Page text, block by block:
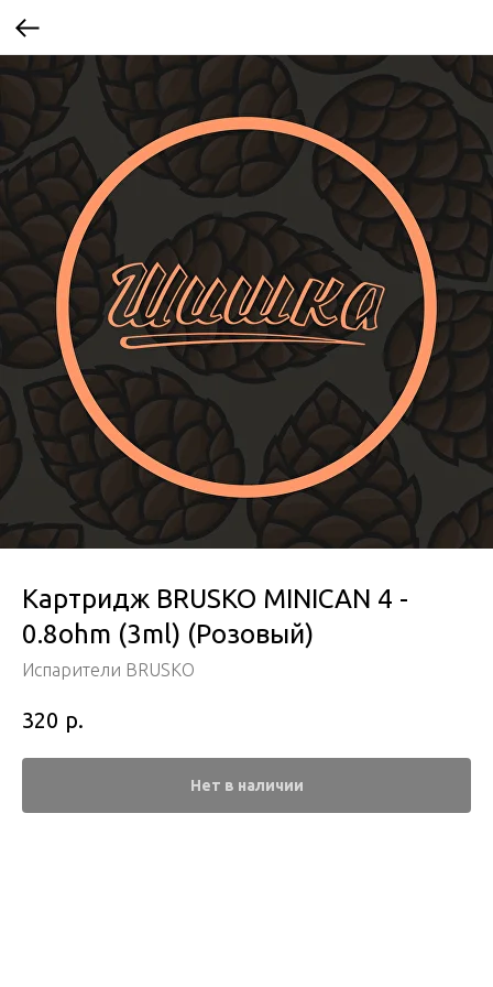
Картридж BRUSKO MINICAN 4 -
0.8ohm (3ml) (Розовый)
Испарители BRUSKO
320 р.
Нет в наличии